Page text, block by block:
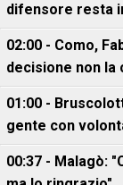
difensore resta
02:00 - Como,
decisione non la
01:00 -
gente con
00:37 - Malagò: